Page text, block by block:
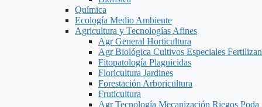
Química
Ecología Medio Ambiente
Agricultura y Tecnologías Afines
Agr General Horticultura
Agr Biológica Cultivos Especiales
Fitopatología Plaguicidas
Floricultura Jardines
Forestación Arboricultura
Fruticultura
Agr Tecnología Mecanización Riegos Poda